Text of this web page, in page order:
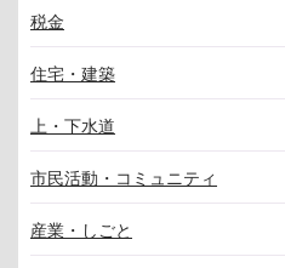
税金
住宅・建築
上・下水道
市民活動・コミュニティ
産業・しごと